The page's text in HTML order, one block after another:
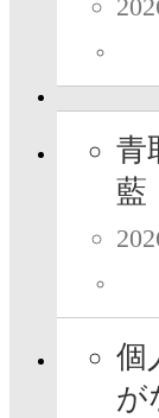
青
個
が